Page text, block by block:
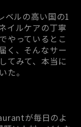
ベルの高い国の1
イルケアの丁寧
やっているとこ
く、そんなサー
てみて、本当に
た。
が毎日のよ